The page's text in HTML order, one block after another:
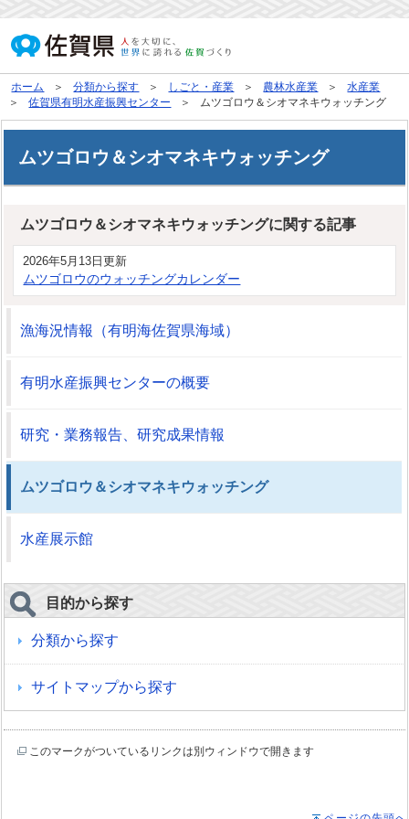
ホーム 分類から探す しごと・産業 農林水産業
水産業
佐賀県有明水産振興センター
ムツゴロウ＆シオマネキウォッチング
ムツゴロウ＆シオマネキウォッチング
ムツゴロウ＆シオマネキウォッチングに関する記事
2026年5月13日更新
ムツゴロウのウォッチングカレンダー
漁海況情報（有明海佐賀県海域）
有明水産振興センターの概要
研究・業務報告、研究成果情報
ムツゴロウ＆シオマネキウォッチング
水産展示館
目的から探す
分類から探す
サイトマップから探す
このマークがついているリンクは別ウィンドウで開きます